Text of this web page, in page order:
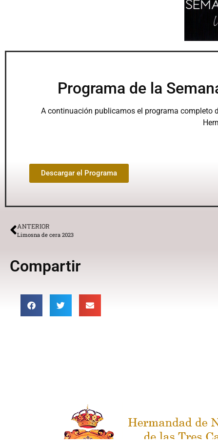
Programa de la
A continuación publicamos el programa completo
Descargar el Programa
ANTERIOR
Limosna de cera 2023
Compartir